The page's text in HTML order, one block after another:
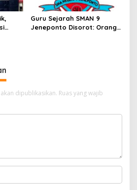
Guru Sejarah SMAN 9
Jeneponto Disorot: Orang
dipublikasikan. Ruas yang wajib